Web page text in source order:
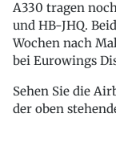
A330 tragen
und HB-JHQ.
Wochen nach
bei Eurowings
Sehen Sie die
der oben